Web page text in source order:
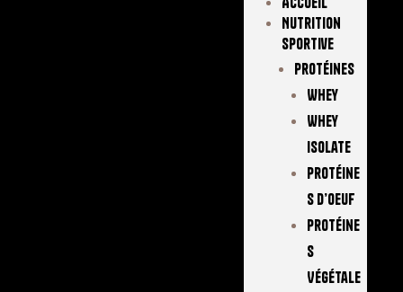
Nutrition
Sportive
Protéines
Whey
Whey
Isolate
Protéine
S D’oeuf
Protéine
S
Végétale